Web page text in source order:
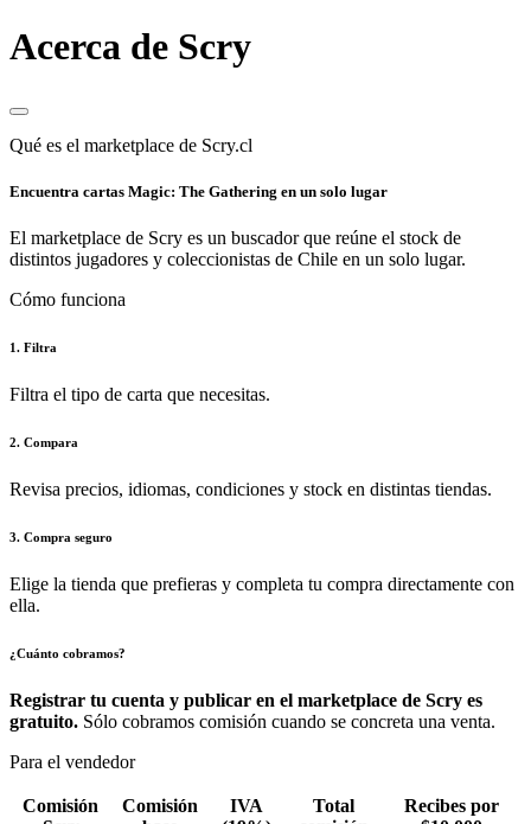
Acerca de Scry
Qué es el marketplace de Scry.cl
Encuentra cartas Magic: The Gathering en un solo lugar
El marketplace de Scry es un buscador que reúne el stock de
distintos jugadores y coleccionistas de Chile en un solo lugar.
Cómo funciona
1. Filtra
Filtra el tipo de carta que necesitas.
2. Compara
Revisa precios, idiomas, condiciones y stock en distintas tiendas.
3. Compra seguro
Elige la tienda que prefieras y completa tu compra directamente con
ella.
¿Cuánto cobramos?
Registrar tu cuenta y publicar en el marketplace de Scry es
gratuito. Sólo cobramos comisión cuando se concreta una venta.
Para el vendedor
Comisión
Comisión
IVA
Total
Recibes por